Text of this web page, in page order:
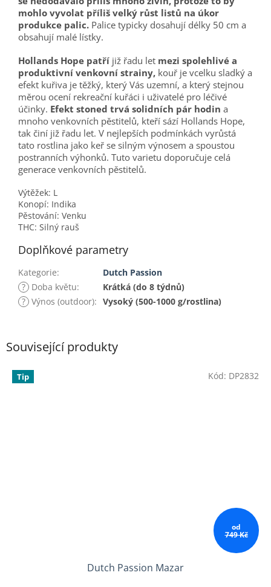
Související produkty
Tip
od
749 Kč
Dutch Passion Mazar
Kód: DP2832
mohlo vyvolat příliš velký růst listů na úkor
produkce palic. Palice typicky dosahují délky 50 cm a
obsahují malé lístky.
Hollands Hope patří již řadu let mezi spolehlivé a
produktivní venkovní strainy, kouř je vcelku sladký a
efekt kuřiva je těžký, který Vás uzemní, a který stejnou
měrou ocení rekreační kuřáci i uživatelé pro léčivé
účinky. Efekt stoned trvá solidních pár hodin a
mnoho venkovních pěstitelů, kteří sází Hollands Hope,
tak činí již řadu let. V nejlepších podmínkách vyrůstá
tato rostlina jako keř se silným výnosem a spoustou
postranních výhonků. Tuto varietu doporučuje celá
generace venkovních pěstitelů.
Výtěžek: L
Konopí: Indika
Pěstování: Venku
THC: Silný rauš
Doplňkové parametry
Kategorie:
Dutch Passion
? Doba květu:
Krátká (do 8 týdnů)
? Výnos (outdoor): Vysoký (500-1000 g/rostlina)